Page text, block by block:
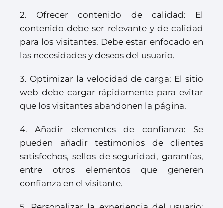
2. Ofrecer contenido de calidad: El
contenido debe ser relevante y de calidad
para los visitantes. Debe estar enfocado en
las necesidades y deseos del usuario.
3. Optimizar la velocidad de carga: El sitio
web debe cargar rápidamente para evitar
que los visitantes abandonen la página.
4. Añadir elementos de confianza: Se
pueden añadir testimonios de clientes
satisfechos, sellos de seguridad, garantías,
entre otros elementos que generen
confianza en el visitante.